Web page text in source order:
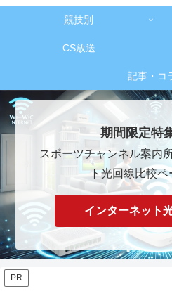
競技別
CS放送
記事・コ
期間限定特
スポーツチャンネル案内
ト光回線比較ペ
インターネット
PR